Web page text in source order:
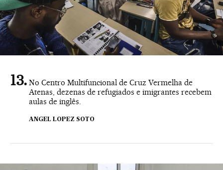
No Centro Multifuncional de Cruz Vermelha de
Atenas, dezenas de refugiados e imigrantes recebem
aulas de inglês.
ANGEL LOPEZ SOTO